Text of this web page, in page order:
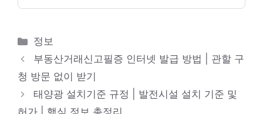
카
테
리
정보
부동산거래신고필증 인터넷 발급 방법 | 관할 구
청 방문 없이 받기
태양광 설치기준 규정 | 발전시설 설치 기준 및